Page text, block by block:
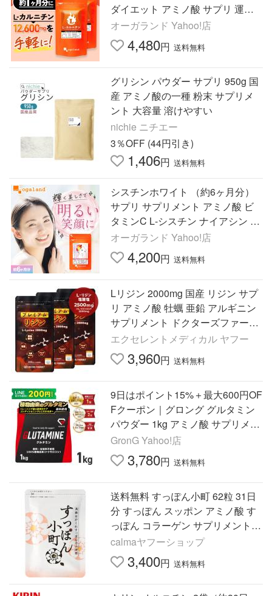
ダイエット アミノ酸 サプリ 運動
生活習慣 健康 ポイント利用
オーガランド Yahoo!店
4,480円 送料無料
グリシン パウダー サプリ 950g 国
産 アミノ酸の一種 粉末 サプリメ
ント 大容量 溶けやすい
nichie ニチエー
3％OFF (44円引き)
1,406円 送料無料
シスチンホワイト （約6ヶ月分）
サプリ サプリメント アミノ酸 ビ
タミンC L‐シスチン ナイアシン 女
性 美容 オーガランド 健康 おすす
め ポイント利用
オーガランド Yahoo!店
4,200円 送料無料
Lリジン 2000mg 国産 リジン サプ
リ アミノ酸 牡蠣 亜鉛 アルギニン
サプリメント ドクターズファーマ
シー プレミアムリジン 200粒 3袋
エクセレントメディカル ヤフー
3,960円 送料無料
9日はポイント15%＋最大600円OF
Fクーポン｜グロング グルタミン
パウダー 1kg アミノ酸 サプリメン
ト GronG 爆買
GronG Yahoo!店
3,780円 送料無料
送料無料 すっぽん小町 62粒 31日
分 すっぽん スッポン アミノ酸 す
っぽん コラーゲン サプリメント
健康食品
calmaヤフーショップ
3,400円 送料無料